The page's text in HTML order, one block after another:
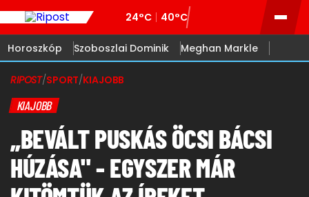
24°C 40°C
Horoszkóp Szoboszlai Dominik Meghan Markle
RIPOST/SPORT/KIAJOBB
KIAJOBB
„BEVÁLT PUSKÁS ÖCSI BÁCSI
HÚZÁSA" - EGYSZER MÁR